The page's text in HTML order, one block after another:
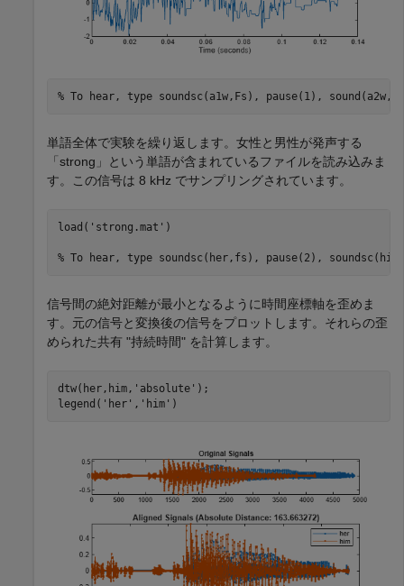
% To hear, type soundsc(a1w,Fs), pause(1),
単語全体で実験を繰り返します。女性と男性が発声する
「strong」という単語が含まれているファイルを読み込みま
す。この信号は 8 kHz でサンプリングされています。
load( 'strong.mat' )
% To hear, type soundsc(her,fs), pause(2),
信号間の絶対距離が最小となるように時間座標軸を歪めま
す。元の信号と変換後の信号をプロットします。それらの歪
められた共有 "持続時間" を計算します。
dtw(her,him, 'absolute' );
legend( 'her' , 'him' )